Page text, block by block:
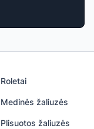
Roletai
Medinės žaliuzės
Plisuotos žaliuzės